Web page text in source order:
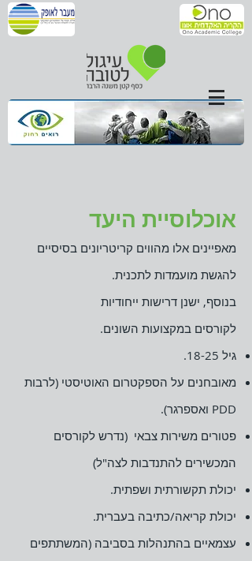
אוכלוסיית היעד
מאפיינים אלו מהווים קריטריונים בסיסיים
להגשת מועמדות לתכנית.
בנוסף, ישנן דרישות ייחודיות
לקורסים במקצועות השונים.
גיל 18-25.
מאובחנים על הספקטרום האוטיסטי (לרבות
PDD ואספרגר).
פטורים משירות צבאי (נדרש לקורסים
המכשירים להתנדבות לצה"ל)
יכולת תקשורתית ושפתית.
יכולת קריאה/כתיבה בעברית.
עצמאיים בהתנהלות בסביבה (המשתתפים